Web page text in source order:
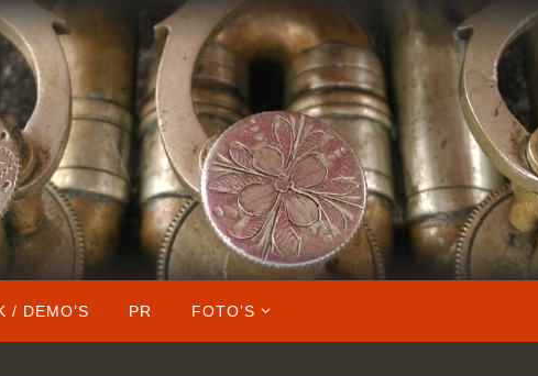
/ DEMO’S PR FOTO’S